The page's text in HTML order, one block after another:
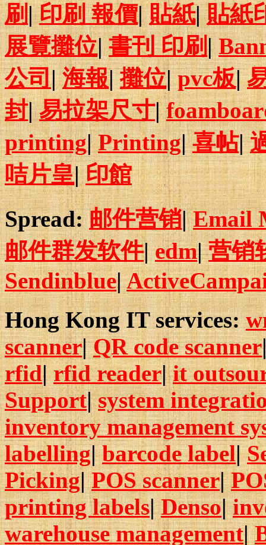
刷|印刷 報價|貼紙|貼紙
展覽攤位|書刊 印刷|
公司|海報|攤位|pvc板|
封|易拉架尺寸|
printing|Printing|喜帖|
咭片皇|印館
Spread:邮件营销|Email
邮件群发软件|edm|营销
Sendinblue|
Hong Kong IT services:
scanner|QR code scanner
rfid|rfid reader|it
Support|system
inventory management
labelling|barcode label|
Picking|POS scanner|
printing labels|Denso|
warehouse management|